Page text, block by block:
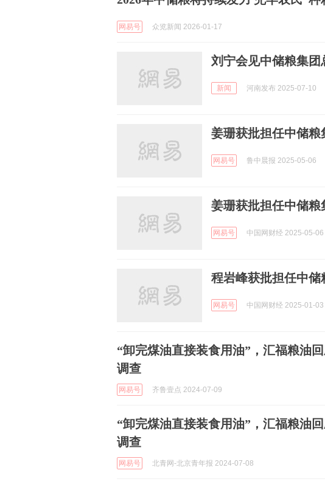
网易号 众览新闻 2026-01-17
刘宁会见中储粮集
新闻 河南发布 2025-07-10
姜珊获批担任中储
网易号 鲁中晨报 2025-05-06
姜珊获批担任中储
网易号 中国网财经 2025-05-06
程岩峰获批担任中储
网易号 中国网财经 2025-01-03
“卸完煤油直接装食用油”，汇福粮油
调查
网易号 齐鲁壹点 2024-07-09
“卸完煤油直接装食用油”，汇福粮油
调查
网易号 北青网-北京青年报 2024-07-08